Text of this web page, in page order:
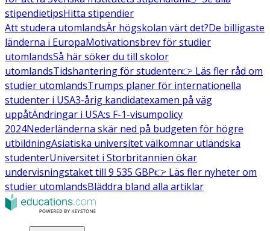
stipendietipsHitta stipendier
Att studera utomlandsÄr högskolan värt det?De billigaste
länderna i EuropaMotivationsbrev för studier
utomlandsSå här söker du till skolor
utomlandsTidshantering för studenter👉 Läs fler råd om
studier utomlandsTrumps planer för internationella
studenter i USA3-årig kandidatexamen på väg
uppåtÄndringar i USA:s F-1-visumpolicy
2024Nederländerna skär ned på budgeten för högre
utbildningAsiatiska universitet välkomnar utländska
studenterUniversitet i Storbritannien ökar
undervisningstaket till 9 535 GBP👉 Läs fler nyheter om
studier utomlandsBläddra bland alla artiklar